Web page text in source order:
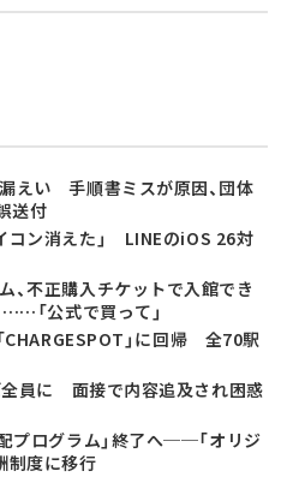
えい 手順書ミスが原因、団体
送付
コン消えた」 LINEのiOS 26対
、不正購入チケットで入館でき
「公式で買って」
CHARGESPOT」に回帰 全70駅
全員に 面接で内容追及され困惑
プログラム」終了へ──「オリジ
制度に移行